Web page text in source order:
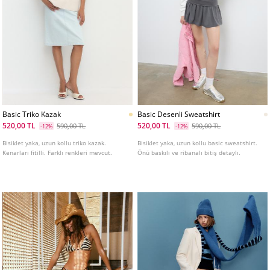
Basic Triko Kazak
520,00 TL
-12% 590,00 TL
Bisiklet yaka, uzun kollu triko kazak.
Kenarları fitilli. Farklı renkleri mevcut.
Basic Desenli Sweatshirt
520,00 TL
-12% 590,00 TL
Bisiklet yaka, uzun kollu basic sweatshirt.
Önü baskılı ve ribanalı bitiş detaylı.